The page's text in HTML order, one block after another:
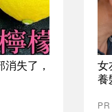
失了，
女
養